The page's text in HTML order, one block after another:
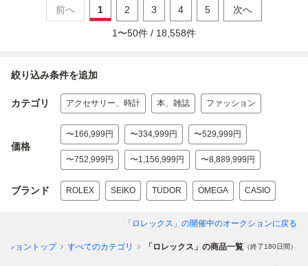
前へ 1 2 3 4 5 次へ
1 〜50件 / 18,558件
絞り込み条件を追加
カテゴリ アクセサリー、時計 本、雑誌 ファッション
価格
〜166,999円 〜334,999円 〜529,999円
〜752,999円 〜1,156,999円 〜8,889,999円
ブランド ROLEX SEIKO TUDOR OMEGA CASIO
「ロレックス」 の開催中のオークションに戻る
ショントップ すべてのカテゴリ 「ロレックス」の商品一覧 （終了180日間）